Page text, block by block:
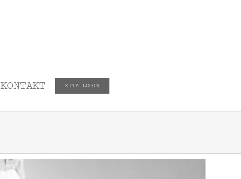
KONTAKT KITA-LOGIN